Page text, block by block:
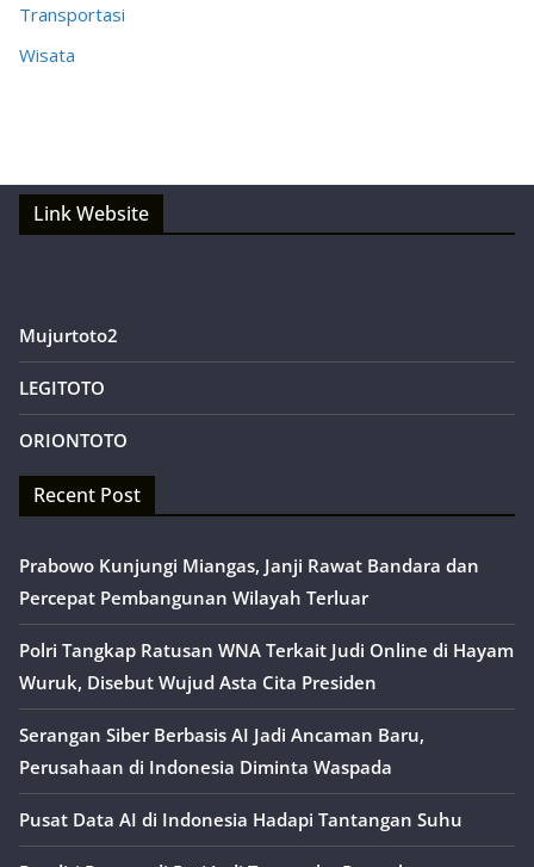
Transportasi
Wisata
Link Website
Mujurtoto2
LEGITOTO
ORIONTOTO
Recent Post
Prabowo Kunjungi Miangas, Janji Rawat Bandara dan
Percepat Pembangunan Wilayah Terluar
Polri Tangkap Ratusan WNA Terkait Judi Online di Hayam
Wuruk, Disebut Wujud Asta Cita Presiden
Serangan Siber Berbasis AI Jadi Ancaman Baru,
Perusahaan di Indonesia Diminta Waspada
Pusat Data AI di Indonesia Hadapi Tantangan Suhu